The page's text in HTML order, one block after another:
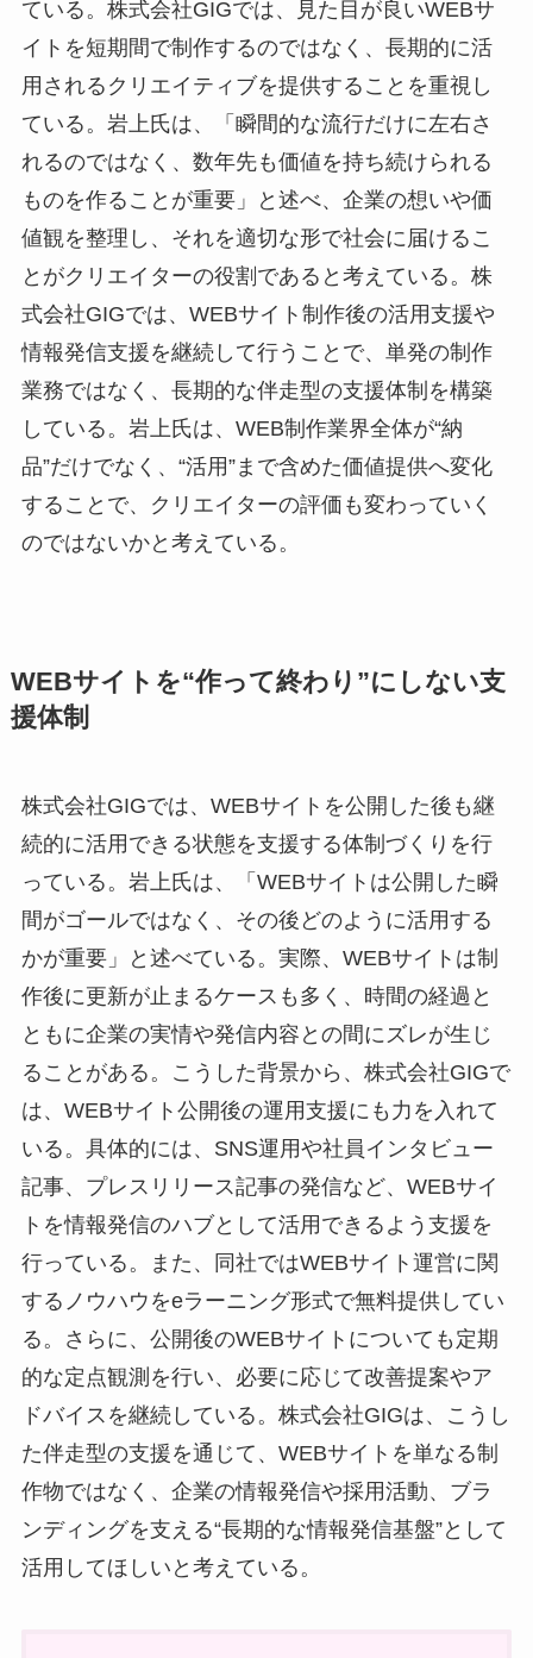
ている。株式会社GIGでは、見た目が良いWEBサ
イトを短期間で制作するのではなく、長期的に活
用されるクリエイティブを提供することを重視し
ている。岩上氏は、「瞬間的な流行だけに左右さ
れるのではなく、数年先も価値を持ち続けられる
ものを作ることが重要」と述べ、企業の想いや価
値観を整理し、それを適切な形で社会に届けるこ
とがクリエイターの役割であると考えている。株
式会社GIGでは、WEBサイト制作後の活用支援や
情報発信支援を継続して行うことで、単発の制作
業務ではなく、長期的な伴走型の支援体制を構築
している。岩上氏は、WEB制作業界全体が“納
品”だけでなく、“活用”まで含めた価値提供へ変化
することで、クリエイターの評価も変わっていく
のではないかと考えている。
WEBサイトを“作って終わり”にしない支
援体制
株式会社GIGでは、WEBサイトを公開した後も継
続的に活用できる状態を支援する体制づくりを行
っている。岩上氏は、「WEBサイトは公開した瞬
間がゴールではなく、その後どのように活用する
かが重要」と述べている。実際、WEBサイトは制
作後に更新が止まるケースも多く、時間の経過と
ともに企業の実情や発信内容との間にズレが生じ
ることがある。こうした背景から、株式会社GIGで
は、WEBサイト公開後の運用支援にも力を入れて
いる。具体的には、SNS運用や社員インタビュー
記事、プレスリリース記事の発信など、WEBサイ
トを情報発信のハブとして活用できるよう支援を
行っている。また、同社ではWEBサイト運営に関
するノウハウをeラーニング形式で無料提供してい
る。さらに、公開後のWEBサイトについても定期
的な定点観測を行い、必要に応じて改善提案やア
ドバイスを継続している。株式会社GIGは、こうし
た伴走型の支援を通じて、WEBサイトを単なる制
作物ではなく、企業の情報発信や採用活動、ブラ
ンディングを支える“長期的な情報発信基盤”として
活用してほしいと考えている。